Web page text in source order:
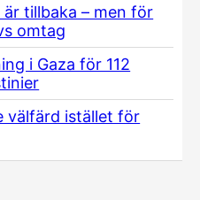
tillbaka – men för
omtag
i Gaza för 112
välfärd istället för